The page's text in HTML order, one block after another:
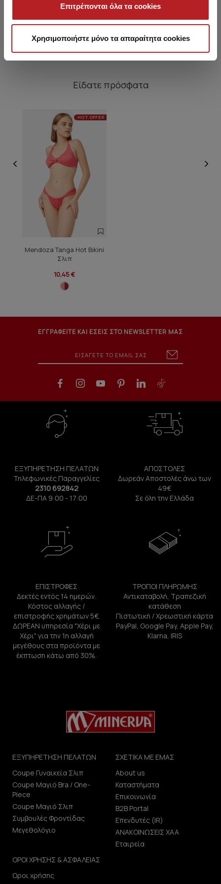
Επιτρέπονται όλα τα cookies
Χρησιμοποιήστε μόνο τα απαραίτητα cookies
πλαϊνά δεσίματα
11,95 €
Σλιπ
12,95 €
Είδατε πρόσφατα
HOT OFFER
Mendoza Tanga Hot Bikini
Σλιπ
10,45 €
ΕΓΓΡΑΦΕΙΤΕ ΚΑΙ ΕΣΕΙΣ ΣΤΟ NEWSLETTER ΜΑΣ
ΕΞΥΠΗΡΕΤΗΣΗ ΠΕΛΑΤΩΝ
Τηλεφωνικές Παραγγελίες
2310 692842
ΔΕ-ΠΑ 9:00 - 17:00
ΑΠΟΣΤΟΛΕΣ
Δωρεάν Αποστολές άνω των
49€
Σε όλη την Ελλάδα
ΕΠΙΣΤΡΟΦΕΣ
Δεκτές εντός 14 ημερών.
Κόστος αλλαγής /
επιστροφής χρημάτων 5€.
ΔΩΡΕΑΝ υπηρεσία "Χέρι με
Χέρι" για την 1η αλλαγή
μεγέθους στα προϊόντα με
έκπτωση κάτω από 30%.
ΤΡΟΠΟΙ ΠΛΗΡΩΜΗΣ
Αντικαταβολή, Τραπεζική
κατάθεση
Πιστωτική / Χρεωστική κάρτα
PayPal, Google Pay, Apple Pay,
Klarna, IRIS
ΕΞΥΠΗΡΕΤΗΣΗ ΠΕΛΑΤΩΝ
Coupe Γυναικεία Σλιπ
Coupe Μαγιό Bra / One-
Piece
Coupe Μαγιό Σλιπ
Συμβουλές Φροντίδας
Μεγεθολόγιο
ΣΧΕΤΙΚΑ ΜΕ ΕΜΑΣ
About us
Καταστήματα
Επικοινωνία
B2B Portal
Επενδυτές (IR)
ΑΝΑΚΟΙΝΩΣΕΙΣ ΧΑΑ
Εταιρεία
ΟΡΟΙ ΧΡΗΣΗΣ & ΑΣΦΑΛΕΙΑΣ
Οροι χρήσης